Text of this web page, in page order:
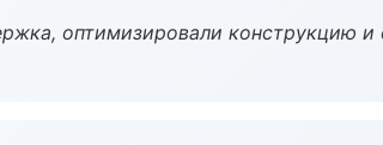
оптимизировали конструкцию и